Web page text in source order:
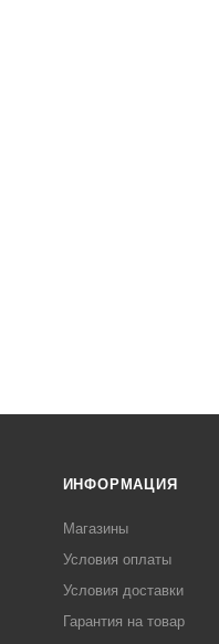
ИНФОРМАЦИЯ
Магазины
Условия оплаты
Условия доставки
Гарантия на товар